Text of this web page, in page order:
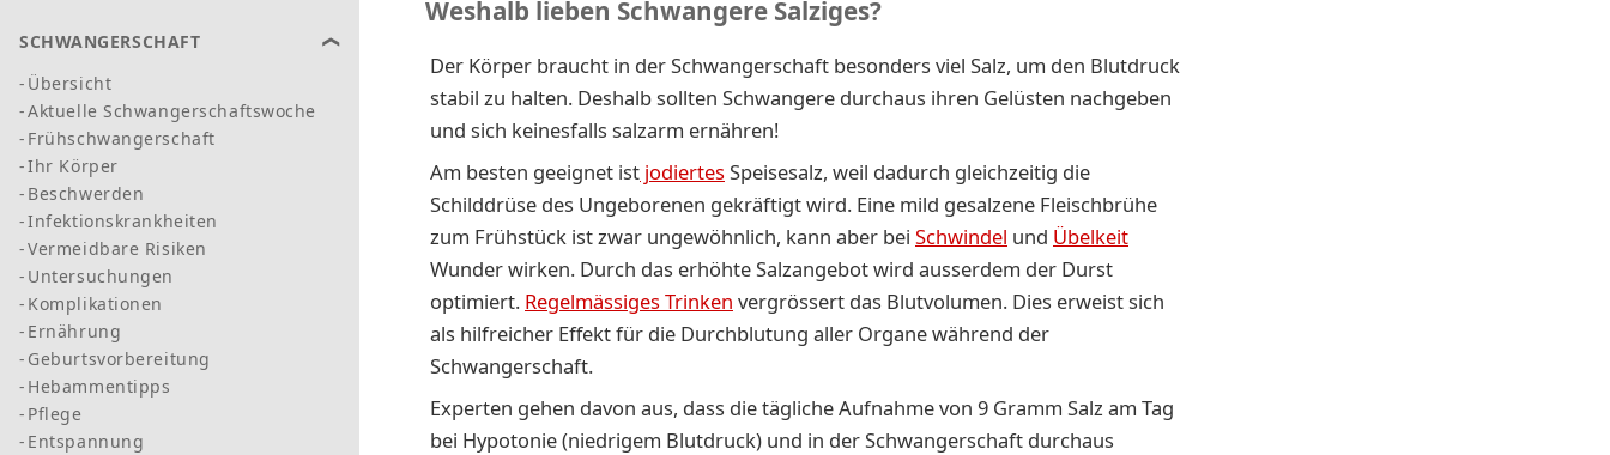
SCHWANGERSCHAFT
Übersicht
Aktuelle Schwangerschaftswoche
Frühschwangerschaft
Ihr Körper
Beschwerden
Infektionskrankheiten
Vermeidbare Risiken
Untersuchungen
Komplikationen
Ernährung
Geburtsvorbereitung
Hebammentipps
Pflege
Entspannung
Weshalb lieben Schwangere Salziges?
Der Körper braucht in der Schwangerschaft besonders viel Salz, um den Blutdruck
stabil zu halten. Deshalb sollten Schwangere durchaus ihren Gelüsten nachgeben
und sich keinesfalls salzarm ernähren!
Am besten geeignet ist jodiertesSpeisesalz, weil dadurch gleichzeitig die
Schilddrüse des Ungeborenen gekräftigt wird. Eine mild gesalzene Fleischbrühe
zum Frühstück ist zwar ungewöhnlich, kann aber bei Schwindel und Übelkeit
Wunder wirken. Durch das erhöhte Salzangebot wird ausserdem der Durst
optimiert. Regelmässiges Trinken vergrössert das Blutvolumen. Dies erweist sich
als hilfreicher Effekt für die Durchblutung aller Organe während der
Schwangerschaft.
Experten gehen davon aus, dass die tägliche Aufnahme von 9 Gramm Salz am Tag
bei Hypotonie (niedrigem Blutdruck) und in der Schwangerschaft durchaus